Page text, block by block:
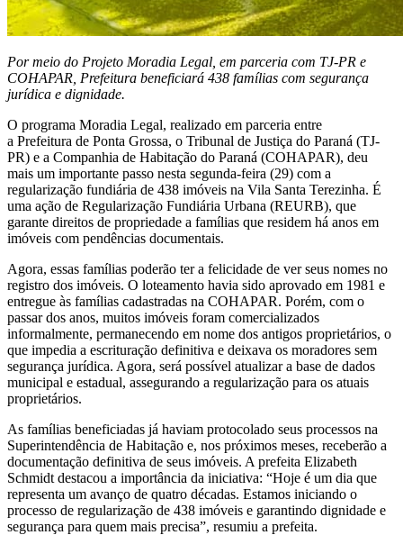
Por meio do Projeto Moradia Legal, em parceria com TJ-PR e
COHAPAR, Prefeitura beneficiará 438 famílias com segurança
jurídica e dignidade.
O programa Moradia Legal, realizado em parceria entre
a Prefeitura de Ponta Grossa, o Tribunal de Justiça do Paraná (TJ-
PR) e a Companhia de Habitação do Paraná (COHAPAR), deu
mais um importante passo nesta segunda-feira (29) com a
regularização fundiária de 438 imóveis na Vila Santa Terezinha. É
uma ação de Regularização Fundiária Urbana (REURB), que
garante direitos de propriedade a famílias que residem há anos em
imóveis com pendências documentais.
Agora, essas famílias poderão ter a felicidade de ver seus nomes no
registro dos imóveis. O loteamento havia sido aprovado em 1981 e
entregue às famílias cadastradas na COHAPAR. Porém, com o
passar dos anos, muitos imóveis foram comercializados
informalmente, permanecendo em nome dos antigos proprietários, o
que impedia a escrituração definitiva e deixava os moradores sem
segurança jurídica. Agora, será possível atualizar a base de dados
municipal e estadual, assegurando a regularização para os atuais
proprietários.
As famílias beneficiadas já haviam protocolado seus processos na
Superintendência de Habitação e, nos próximos meses, receberão a
documentação definitiva de seus imóveis. A prefeita Elizabeth
Schmidt destacou a importância da iniciativa: “Hoje é um dia que
representa um avanço de quatro décadas. Estamos iniciando o
processo de regularização de 438 imóveis e garantindo dignidade e
segurança para quem mais precisa”, resumiu a prefeita.